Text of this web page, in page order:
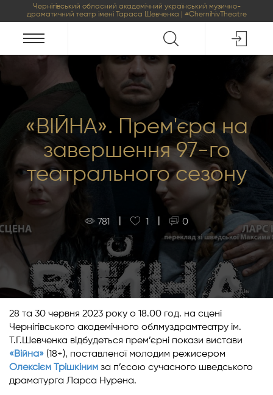
Чернігівський обласний академічний український музично-
драматичний театр імені Тараса Шевченка | #ChernihivTheatre
«ВІЙНА». Прем'єра на
завершення 97-го
театрального сезону
781 1 0
28 та 30 червня 2023 року о 18.00 год. на сцені
Чернігівського академічного облмуздрамтеатру ім.
Т.Г.Шевченка відбудеться прем’єрні покази вистави
«Війна» (18+), поставленої молодим режисером
Олексієм Трішкіним за п’єсою сучасного шведського
драматурга Ларса Нурена.